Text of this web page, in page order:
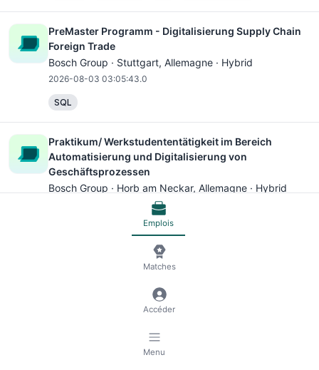
PreMaster Programm - Digitalisierung Supply Chain
Foreign Trade
Bosch Group · Stuttgart, Allemagne · Hybrid
2026-08-03 03:05:43.0
SQL
Praktikum/ Werkstudententätigkeit im Bereich
Automatisierung und Digitalisierung von
Geschäftsprozessen
Bosch Group · Horb am Neckar, Allemagne · Hybrid
Pflichtpraktikum Kommunikation für Interne
, Allemagne · Hybrid
2026-07-04 08:53:28.0
PreMaster Programm in Digitalisierung und
Emplois
Matches
Accéder
Menu